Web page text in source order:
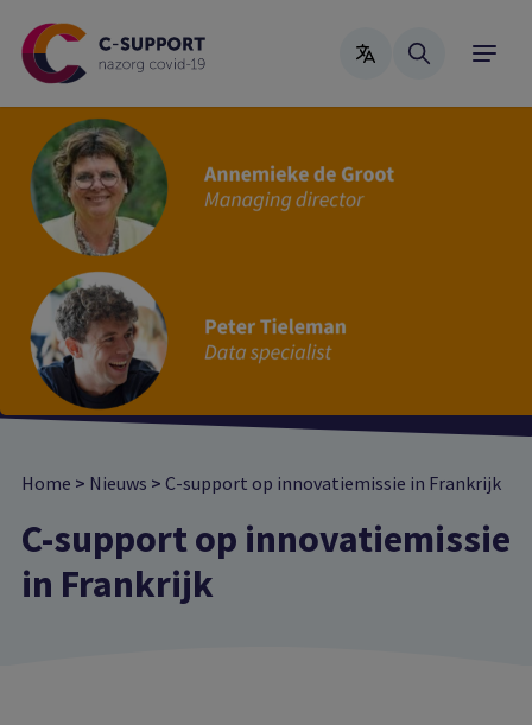
main
content
Home > Nieuws > C-support op innovatiemissie in Frankrijk
C-support op innovatiemissie
in Frankrijk